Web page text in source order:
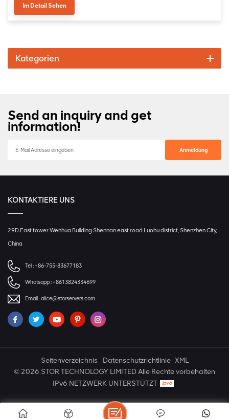
Im Detail Sehen
Kategorien
Send an inquiry and get
information!
KONTAKTIERE UNS
29D East tower Wenhua Building Shennan east road Luohu district, Shenzhen City,
China
Tel :+86-755-83677183
Whatsapp :+8613824334699
Email :alice@storservers.com
Seitenverzeichnis Datenschutzrichtlinie XML
© 2026 STOR TECHNOLOGY LIMITED Alle Rechte vorbehalten
IPv6 NETZWERK UNTERSTÜTZT